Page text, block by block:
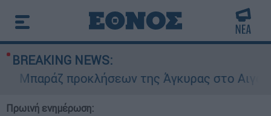
BREAKING NEWS:
προκλήσεων της Άγκυρας στο Αιγαίο:
Πρωινή ενημέρωση: